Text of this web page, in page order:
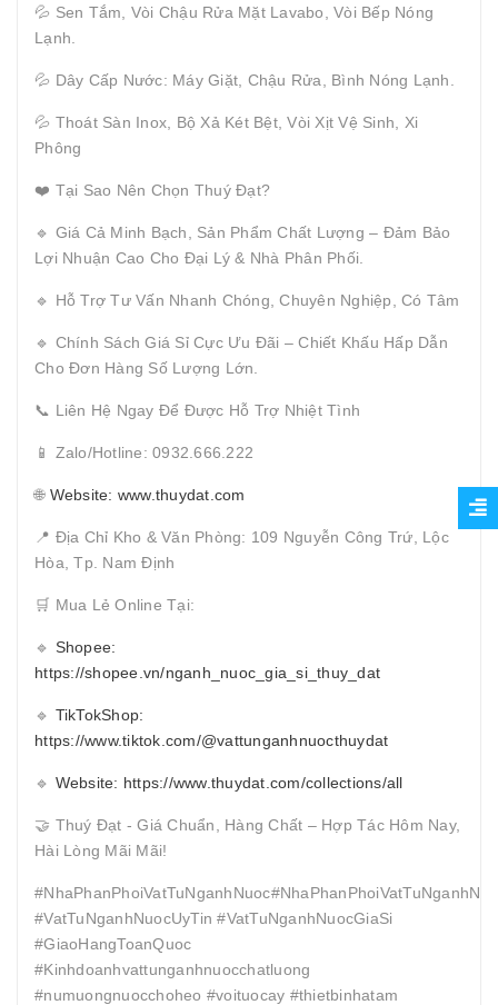
💦 Sen Tắm, Vòi Chậu Rửa Mặt Lavabo, Vòi Bếp Nóng
Lạnh.
💦 Dây Cấp Nước: Máy Giặt, Chậu Rửa, Bình Nóng Lạnh.
💦 Thoát Sàn Inox, Bộ Xả Két Bệt, Vòi Xịt Vệ Sinh, Xi
Phông
❤️ Tại Sao Nên Chọn Thuý Đạt?
🔹 Giá Cả Minh Bạch, Sản Phẩm Chất Lượng – Đảm Bảo
Lợi Nhuận Cao Cho Đại Lý & Nhà Phân Phối.
🔹 Hỗ Trợ Tư Vấn Nhanh Chóng, Chuyên Nghiệp, Có Tâm
🔹 Chính Sách Giá Sỉ Cực Ưu Đãi – Chiết Khấu Hấp Dẫn
Cho Đơn Hàng Số Lượng Lớn.
📞 Liên Hệ Ngay Để Được Hỗ Trợ Nhiệt Tình
📱 Zalo/Hotline: 0932.666.222
🌐 Website: www.thuydat.com
📍 Địa Chỉ Kho & Văn Phòng: 109 Nguyễn Công Trứ, Lộc
Hòa, Tp. Nam Định
🛒 Mua Lẻ Online Tại:
🔹 Shopee:
https://shopee.vn/nganh_nuoc_gia_si_thuy_dat
🔹 TikTokShop:
https://www.tiktok.com/@vattunganhnuocthuydat
🔹 Website: https://www.thuydat.com/collections/all
🤝 Thuý Đạt - Giá Chuẩn, Hàng Chất – Hợp Tác Hôm Nay,
Hài Lòng Mãi Mãi!
#VatTuNganhNuocUyTin #VatTuNganhNuocGiaSi
#GiaoHangToanQuoc
#Kinhdoanhvattunganhnuocchatluong
#numuongnuocchoheo #voituocay #thietbinhatam